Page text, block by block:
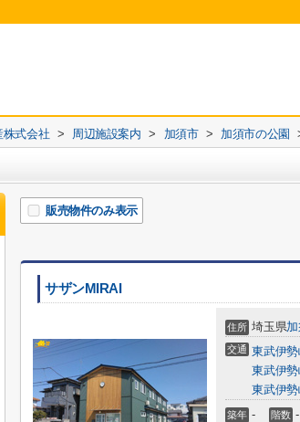
株式会社 > 周辺施設案内 > 加須市 > 加須市の公園
販売物件のみ表示
サザンMIRAI
住所 埼玉県
交通 東武伊勢
東武伊勢
東武伊勢
築年 - 階数 -